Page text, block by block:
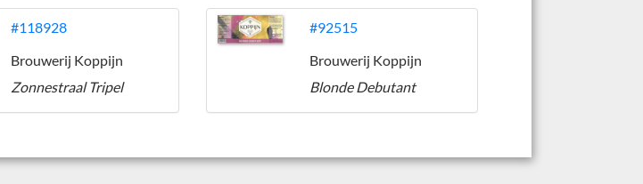
#118928
Brouwerij Koppijn
Zonnestraal Tripel
#92515
Brouwerij Koppijn
Blonde Debutant